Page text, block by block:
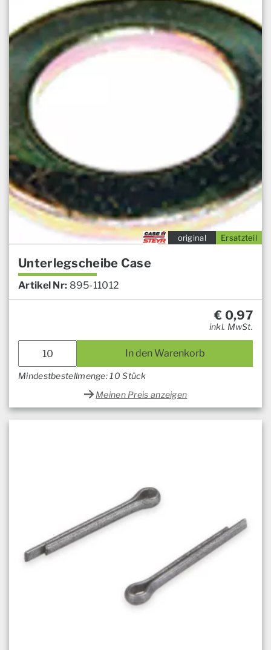
Ersatzteil
original
Unterlegscheibe Case
Artikel Nr: 895-11012
€ 0,97
inkl. MwSt.
In den Warenkorb
Mindestbestellmenge: 10 Stück
Meinen Preis anzeigen